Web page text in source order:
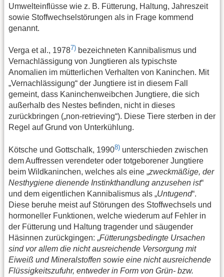
Umwelteinflüsse wie z. B. Fütterung, Haltung, Jahreszeit
sowie Stoffwechselstörungen als in Frage kommend
genannt.
Verga et al., 19787) bezeichneten Kannibalismus und
Vernachlässigung von Jungtieren als typischste
Anomalien im mütterlichen Verhalten von Kaninchen. Mit
„Vernachlässigung“ der Jungtiere ist in diesem Fall
gemeint, dass Kaninchenweibchen Jungtiere, die sich
außerhalb des Nestes befinden, nicht in dieses
zurückbringen („non-retrieving“). Diese Tiere sterben in der
Regel auf Grund von Unterkühlung.
Kötsche und Gottschalk, 19908) unterschieden zwischen
dem Auffressen verendeter oder totgeborener Jungtiere
beim Wildkaninchen, welches als eine „zweckmäßige, der
Nesthygiene dienende Instinkthandlung anzusehen ist“
und dem eigentlichen Kannibalismus als „Untugend“.
Diese beruhe meist auf Störungen des Stoffwechsels und
hormoneller Funktionen, welche wiederum auf Fehler in
der Fütterung und Haltung tragender und säugender
Häsinnen zurückgingen: „Fütterungsbedingte Ursachen
sind vor allem die nicht ausreichende Versorgung mit
Eiweiß und Mineralstoffen sowie eine nicht ausreichende
Flüssigkeitszufuhr, entweder in Form von Grün- bzw.